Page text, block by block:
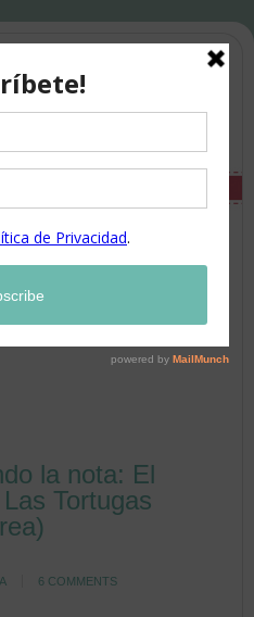
la nota: El
Tortugas
6 COMMENTS